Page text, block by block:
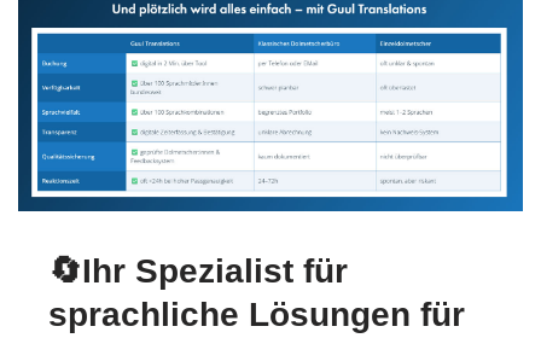
🔄Ihr Spezialist für
sprachliche Lösungen für